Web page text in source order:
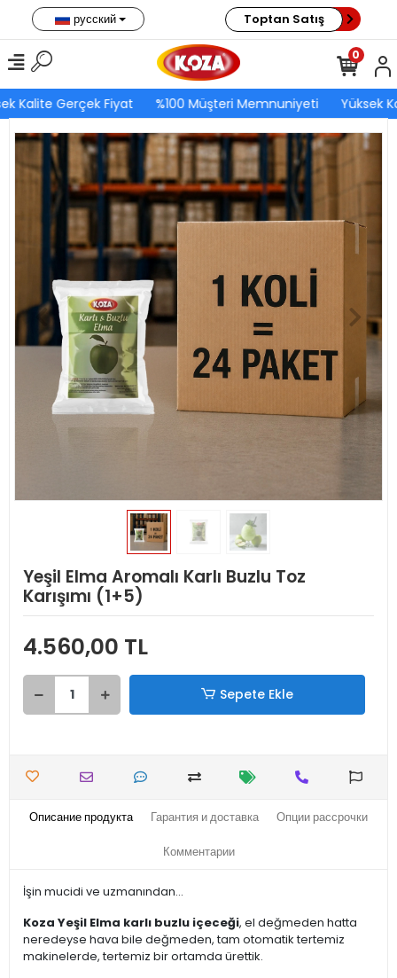
Kalite Gerçek Fiyat %100 Müşteri Memnuniyeti Yüksek
русский Toptan Satış
0
Yeşil Elma Aromalı Karlı Buzlu Toz
Karışımı (1+5)
4.560,00 TL
Sepete Ekle
Описание продукта Гарантия и доставка Опции рассрочки
Комментарии
İşin mucidi ve uzmanından...
Koza Yeşil Elma karlı buzlu içeceği, el değmeden hatta
neredeyse hava bile değmeden, tam otomatik tertemiz
makinelerde, tertemiz bir ortamda ürettik.